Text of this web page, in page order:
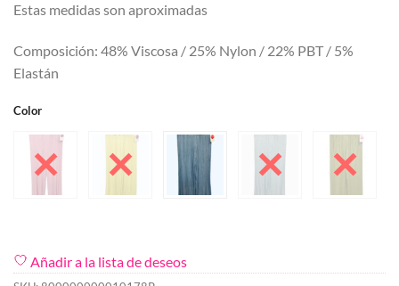
Estas medidas son aproximadas
Composición: 48% Viscosa / 25% Nylon / 22% PBT / 5%
Elastán
Color
Añadir a la lista de deseos